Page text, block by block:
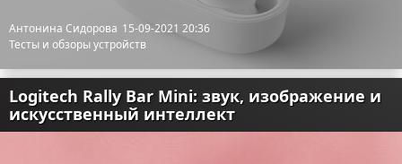
Антонина Сидорова 15-09-2021 20:36
Тесты и обзоры устройств
Logitech Rally Bar Mini: звук, изображение и
искусственный интеллект